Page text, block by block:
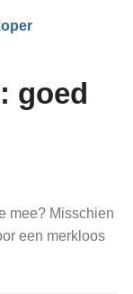
goed
mee? Misschien
een merkloos